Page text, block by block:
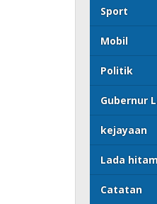
Sport
Mobil
Politik
Gubernur
kejayaan
Lada
Catatan